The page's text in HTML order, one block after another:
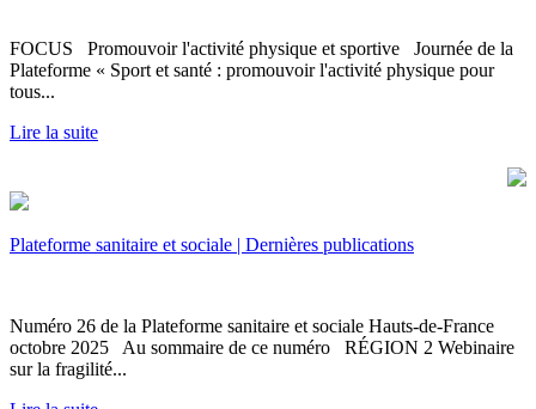
FOCUS Promouvoir l'activité physique et sportive Journée de la
Plateforme « Sport et santé : promouvoir l'activité physique pour
tous...
Lire la suite
Plateforme sanitaire et sociale | Dernières publications
Numéro 26 de la Plateforme sanitaire et sociale Hauts-de-France
octobre 2025 Au sommaire de ce numéro RÉGION 2 Webinaire
sur la fragilité...